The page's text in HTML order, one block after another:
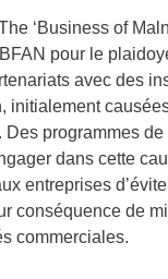
‘Business of
pour le
avec des
initialement
programmes
dans cette
entreprises
conséquence de
commerciales.